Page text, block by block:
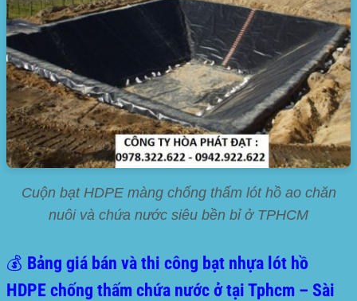
Cuộn bạt HDPE màng chống thấm lót hồ ao chăn
nuôi và chứa nước siêu bền bỉ ở TPHCM
💰 Bảng giá bán và thi công bạt nhựa lót hồ
HDPE chống thấm chứa nước ở tại Tphcm – Sài